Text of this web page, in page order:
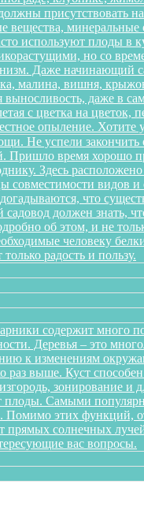
присутствовать
вещества,
используют плоды в
но со
Даже
малина, вишня,
даже в
с цветка на
опыление.
Не успели закончить
Пришло время
Здесь
совместимости видов
что
должен знать,
об этом, и не
человеку
радость и пользу.
содержит много
Деревья – это
к изменениям
раз выше. Куст
зонирование и
Самыми
этих функций,
солнечных
вас вопросы.